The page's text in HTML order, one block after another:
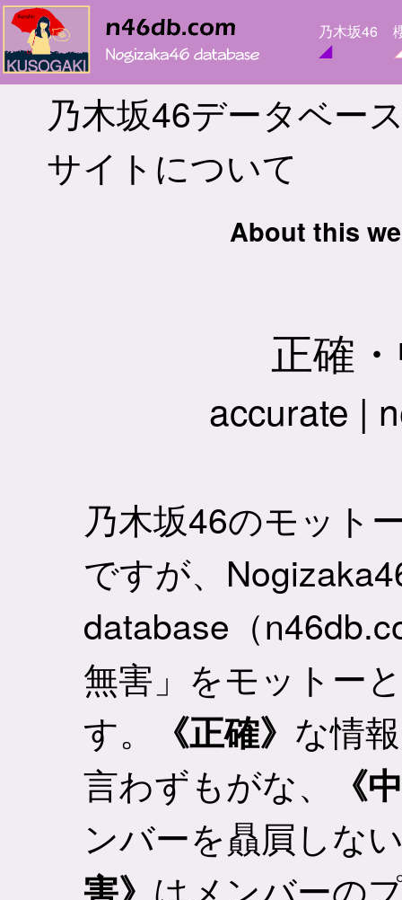
乃木坂46
乃木坂46データベ
サイトについて
About this
正確
accurate |
乃木坂46のモット
ですが、
database（
無害」をモットー
す。
《正確》 な情
言わずもがな、
《
ンバーを贔屓しな
害》 はメンバーの